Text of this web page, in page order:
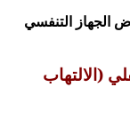
التنفسي
(الالتهاب